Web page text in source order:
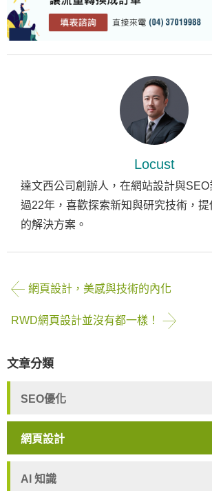
Locust
達文西公司創辦人，在網站設計與
過22年，喜歡探索新知與研究技術，
的解決方案。
網頁設計，美感與技術的內化
RWD網頁設計並沒有都一樣！
文章分類
SEO優化
網頁設計
AI 知識